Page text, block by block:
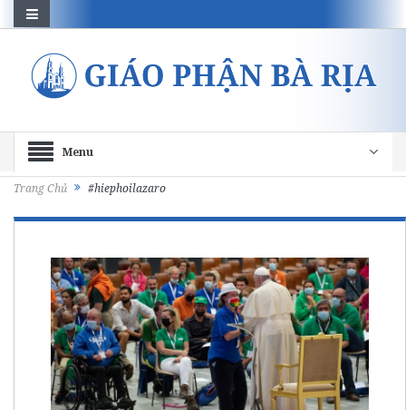
Menu
Trang Chủ #hiephoilazaro